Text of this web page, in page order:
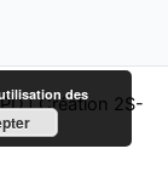
|Création 2S-
des